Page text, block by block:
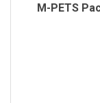
M-PETS